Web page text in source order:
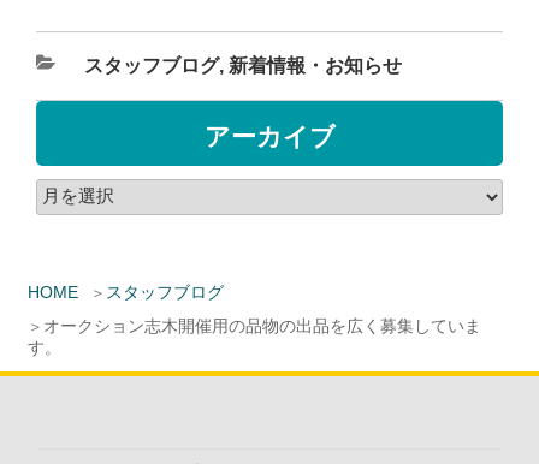
HOME
スタッフブログ
オークション志木開催用の品物の出品を広く募集していま
す。
スタッフブログ, 新着情報・お知らせ
アーカイブ